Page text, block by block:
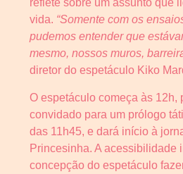
reflete sobre um assunto que
vida. “Somente com os
pudemos entender que
mesmo, nossos muros,
diretor do espetáculo Kiko
O espetáculo começa às 12h,
convidado para um prólogo
das 11h45, e dará início à
Princesinha. A acessibilidade
concepção do espetáculo